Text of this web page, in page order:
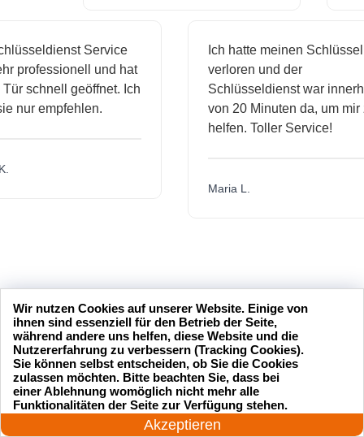
Service
und hat
geöffnet. Ich
empfehlen.
Ich hatte meinen Schlüssel
verloren und der
Schlüsseldienst war innerhalb
von 20 Minuten da, um mir zu
helfen. Toller Service!
Maria L.
24 Stunden am Tag
Akzeptieren
Wir nutzen Cookies auf unserer Website. Einige von
ihnen sind essenziell für den Betrieb der Seite,
während andere uns helfen, diese Website und die
Nutzererfahrung zu verbessern (Tracking Cookies).
Sie können selbst entscheiden, ob Sie die Cookies
zulassen möchten. Bitte beachten Sie, dass bei
einer Ablehnung womöglich nicht mehr alle
Funktionalitäten der Seite zur Verfügung stehen.